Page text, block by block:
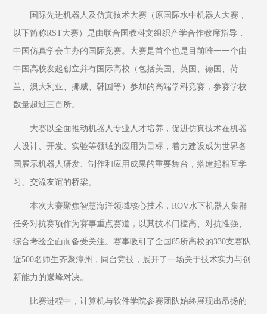
国际先进机器人及仿真技术大赛（原国际水中机器人大赛，
以下简称RST大赛）是由联合国教科文组织产学合作教席指导，
中国仿真学会主办的国际竞赛。大赛是首个也是目前唯一一个由
中国高校发起创立并有国际高校（包括美国、英国、德国、荷
兰、澳大利亚、挪威、韩国等）参加的高端学科竞赛，参赛学校
数量超过三百所。
大赛以全面推动机器人专业人才培养，促进仿真技术在机器
人设计、开发、实验等领域的应用为目标，着力建设成为世界各
国展示机器人研发、制作和应用成果的重要舞台，搭建起相互学
习、交流友谊的桥梁。
本次大赛聚焦智慧海洋领域核心技术，ROV水下机器人集群
任务对抗赛项作为赛事重点赛道，以其技术门槛高、对抗性强、
综合考验全面而备受关注。赛事吸引了全国85所高校的330支赛队
近500名师生齐聚漳州，同台竞技，展开了一场关于技术实力与创
新能力的巅峰对决。
比赛进程中，计算机与软件学院参赛团队始终展现出昂扬的